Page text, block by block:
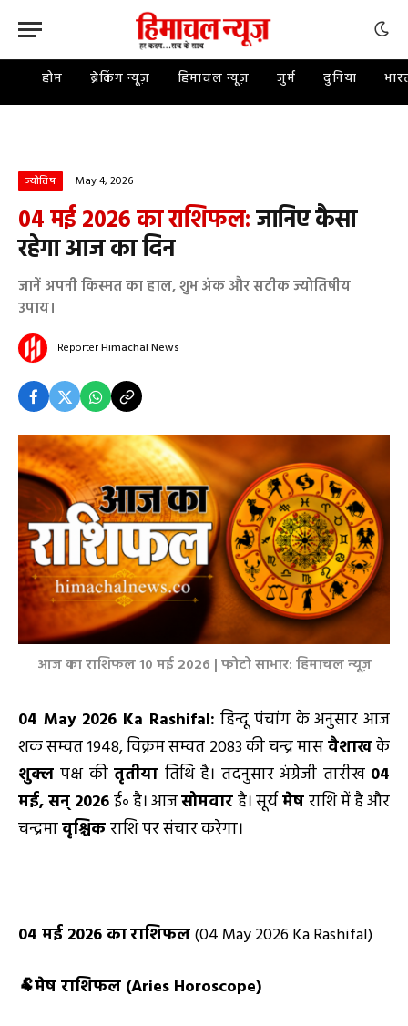
होम ब्रेकिंग न्यूज़ हिमाचल न्यूज़ जुर्म दुनिया
ज्योतिष May 4, 2026
04 मई 2026 का राशिफल:जानिए कैसा
रहेगा आज का दिन
जानें अपनी किस्मत का हाल, शुभ अंक और सटीक ज्योतिषीय
उपाय।
ReporterHimachal News
आज का राशिफल 10 मई 2026 | फोटो साभार: हिमाचल न्यूज़
04 May 2026 Ka Rashifal:हिन्दू पंचांग के अनुसार आज
शक सम्वत 1948, विक्रम सम्वत 2083 की चन्द्र मासवैशाखके
शुक्लपक्ष कीतृतीया तिथि है। तदनुसार अंग्रेजी तारीख 04
मई,सन्2026ई॰ है। आजसोमवारहै। सूर्यमेषराशि में है और
चन्द्रमावृश्चिकराशि पर संचार करेगा।
04 मई 2026काराशिफल(04 May 2026 Ka Rashifal)
🐏मेष राशिफल (Aries Horoscope)